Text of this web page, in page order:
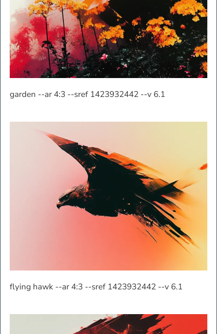
garden --ar 4:3 --sref 1423932442 --v 6.1
flying hawk --ar 4:3 --sref 1423932442 --v 6.1